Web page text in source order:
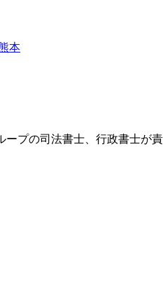
プの司法書士、行政書士が